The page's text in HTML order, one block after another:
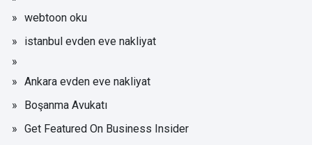
webtoon oku
istanbul evden eve nakliyat
Ankara evden eve nakliyat
Boşanma Avukatı
Get Featured On Business Insider